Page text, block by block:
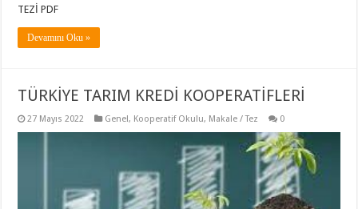
TEZİ PDF
Devamını Oku »
TÜRKİYE TARIM KREDİ KOOPERATİFLERİ
27 Mayıs 2022 Genel, Kooperatif Okulu, Makale / Tez 0